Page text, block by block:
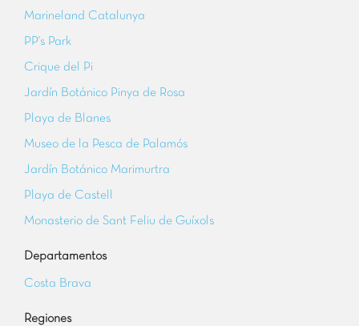
Marineland Catalunya
PP's Park
Crique del Pi
Jardín Botánico Pinya de Rosa
Playa de Blanes
Museo de la Pesca de Palamós
Jardín Botánico Marimurtra
Playa de Castell
Monasterio de Sant Feliu de Guíxols
Departamentos
Costa Brava
Regiones